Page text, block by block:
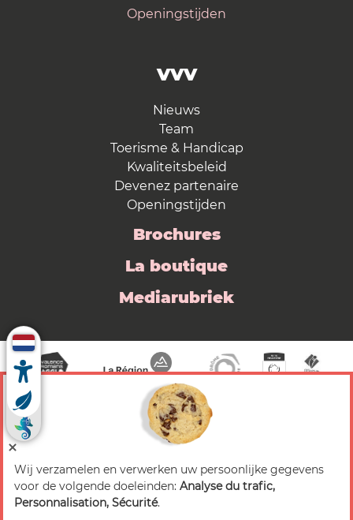
Openingstijden
VVV
Nieuws
Team
Toerisme & Handicap
Kwaliteitsbeleid
Devenez partenaire
Openingstijden
Brochures
La boutique
Mediarubriek
© 2026 Valence Romans Tourisme — Alle rechten
voorbehouden
Wij verzamelen en verwerken uw persoonlijke gegevens
voor de volgende doeleinden: Analyse du trafic,
Personnalisation, Sécurité.